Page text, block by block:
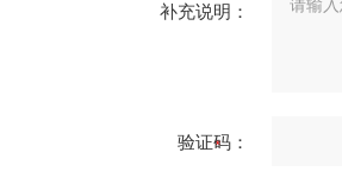
补充说明：
验证码：